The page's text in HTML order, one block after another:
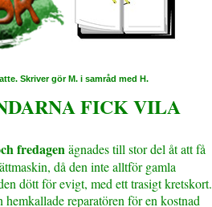
Skriver gör M. i samråd med H.
FICK VILA
fredagenägnades till stor del åt att få
då den inte alltför gamla
dött för evigt, med ett trasigt kretskort.
hemkallade reparatören för en kostnad